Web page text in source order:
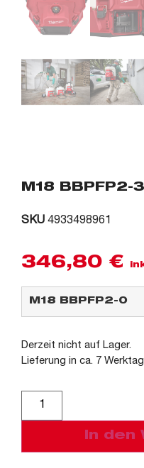
M18 BBPFP2-
SKU 4933498961
346,80 €
Derzeit nicht auf Lager.
Lieferung in ca. 7
In den